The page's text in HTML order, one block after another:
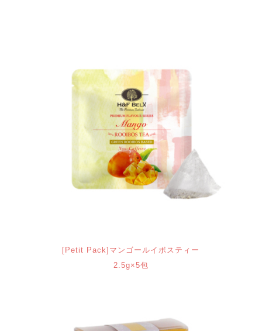
[Petit Pack]マンゴールイボスティー
2.5g×5包